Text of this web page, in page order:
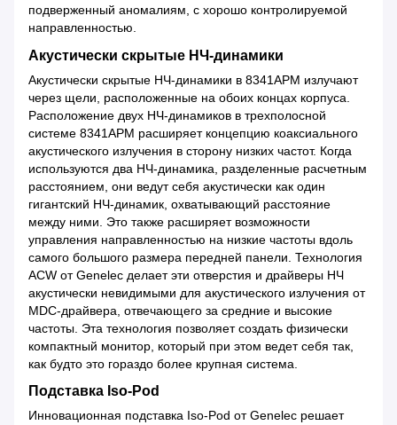
подверженный аномалиям, с хорошо контролируемой
направленностью.
Акустически скрытые НЧ-динамики
Акустически скрытые НЧ-динамики в 8341APM излучают
через щели, расположенные на обоих концах корпуса.
Расположение двух НЧ-динамиков в трехполосной
системе 8341APM расширяет концепцию коаксиального
акустического излучения в сторону низких частот. Когда
используются два НЧ-динамика, разделенные расчетным
расстоянием, они ведут себя акустически как один
гигантский НЧ-динамик, охватывающий расстояние
между ними. Это также расширяет возможности
управления направленностью на низкие частоты вдоль
самого большого размера передней панели. Технология
ACW от Genelec делает эти отверстия и драйверы НЧ
акустически невидимыми для акустического излучения от
MDC-драйвера, отвечающего за средние и высокие
частоты. Эта технология позволяет создать физически
компактный монитор, который при этом ведет себя так,
как будто это гораздо более крупная система.
Подставка Iso-Pod
Инновационная подставка Iso-Pod от Genelec решает